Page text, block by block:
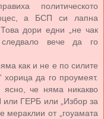
политическото
а БСП си лапна
дори едни „не чак
вече да го
как и не е по силите
хорица да го проумеят.
ясно, че няма никакво
или ГЕРБ или „Избор за
мераклии от „гоуамата